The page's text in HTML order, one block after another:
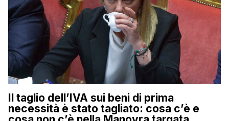
Il taglio dell’IVA sui beni di prima
necessità è stato tagliato: cosa c’è e